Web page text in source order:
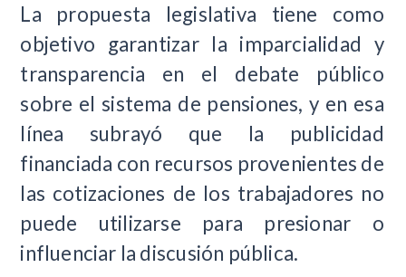
La propuesta legislativa tiene como
objetivo garantizar la imparcialidad y
transparencia en el debate público
sobre el sistema de pensiones, y en esa
línea subrayó que la publicidad
financiada con recursos provenientes de
las cotizaciones de los trabajadores no
puede utilizarse para presionar o
influenciar la discusión pública.